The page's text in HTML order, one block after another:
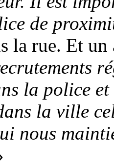
de
la rue. Et
la police
la ville
nous